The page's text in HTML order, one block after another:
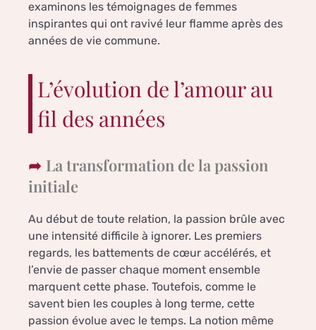
examinons les témoignages de femmes
inspirantes qui ont ravivé leur flamme après des
années de vie commune.
L’évolution de l’amour au
fil des années
La transformation de la passion
initiale
Au début de toute relation, la passion brûle avec
une intensité difficile à ignorer. Les premiers
regards, les battements de cœur accélérés, et
l’envie de passer chaque moment ensemble
marquent cette phase. Toutefois, comme le
savent bien les couples à long terme, cette
passion évolue avec le temps. La notion même